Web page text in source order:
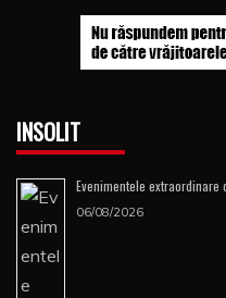
INSOLIT
Evenimentele
06/08/2026